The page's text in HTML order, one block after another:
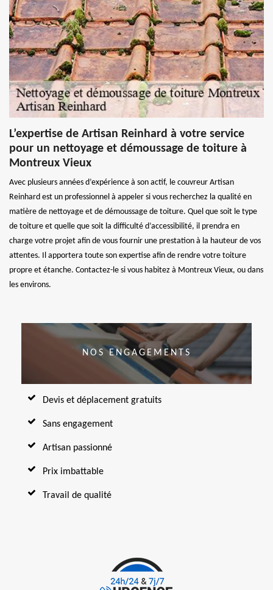
L’expertise de Artisan Reinhard à votre service
pour un nettoyage et démoussage de toiture à
Montreux Vieux
Avec plusieurs années d’expérience à son actif, le couvreur Artisan
Reinhard est un professionnel à appeler si vous recherchez la qualité en
matière de nettoyage et de démoussage de toiture. Quel que soit le type
de toiture et quelle que soit la difficulté d’accessibilité, il prendra en
charge votre projet afin de vous fournir une prestation à la hauteur de vos
attentes. Il apportera toute son expertise afin de rendre votre toiture
propre et étanche. Contactez-le si vous habitez à Montreux Vieux, ou dans
les environs.
NOS ENGAGEMENTS
Devis et déplacement gratuits
Sans engagement
Artisan passionné
Prix imbattable
Travail de qualité